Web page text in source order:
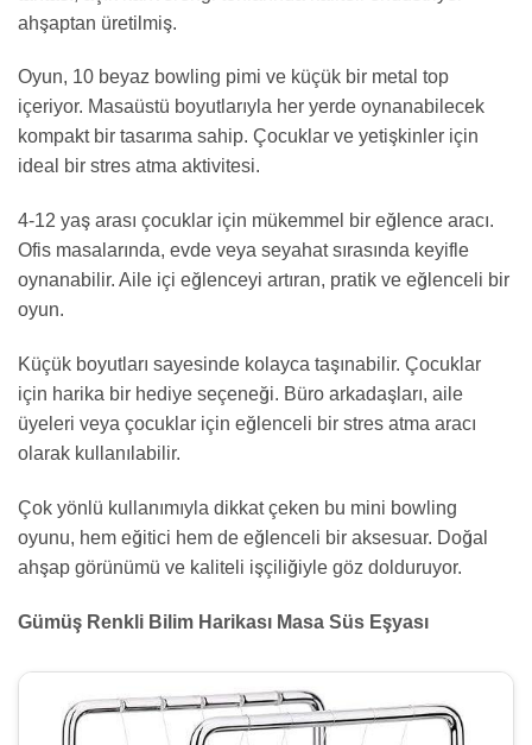
ahşaptan üretilmiş.
Oyun, 10 beyaz bowling pimi ve küçük bir metal top
içeriyor. Masaüstü boyutlarıyla her yerde oynanabilecek
kompakt bir tasarıma sahip. Çocuklar ve yetişkinler için
ideal bir stres atma aktivitesi.
4-12 yaş arası çocuklar için mükemmel bir eğlence aracı.
Ofis masalarında, evde veya seyahat sırasında keyifle
oynanabilir. Aile içi eğlenceyi artıran, pratik ve eğlenceli bir
oyun.
Küçük boyutları sayesinde kolayca taşınabilir. Çocuklar
için harika bir hediye seçeneği. Büro arkadaşları, aile
üyeleri veya çocuklar için eğlenceli bir stres atma aracı
olarak kullanılabilir.
Çok yönlü kullanımıyla dikkat çeken bu mini bowling
oyunu, hem eğitici hem de eğlenceli bir aksesuar. Doğal
ahşap görünümü ve kaliteli işçiliğiyle göz dolduruyor.
Gümüş Renkli Bilim Harikası Masa Süs Eşyası